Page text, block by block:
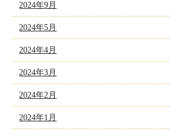
2024年9月
2024年5月
2024年4月
2024年3月
2024年2月
2024年1月